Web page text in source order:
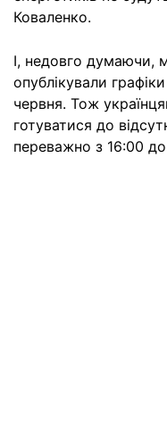
Коваленко.
І, недовго думаючи,
опублікували
червня. Тож
готуватися до
переважно з 16:00